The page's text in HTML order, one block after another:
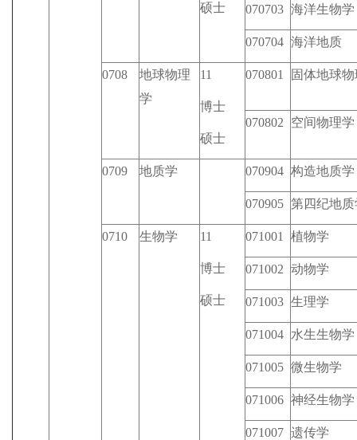
硕士 070703 海洋生物学
070704 海洋地质
0708
地球物理
学
11
博士
硕士
070801 固体地球
070802 空间物理学
0709 地质学 070904 构造地质学
070905 第四纪地质
0710 生物学 11
博士
硕士
071001 植物学
071002 动物学
071003 生理学
071004 水生生物学
071005 微生物学
071006 神经生物学
071007 遗传学